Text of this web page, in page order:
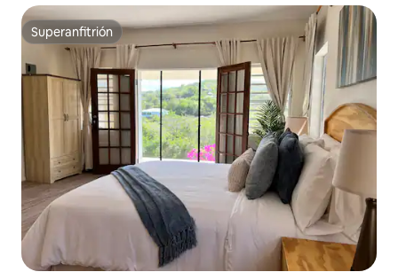
Superanfitrión
Superanfitrión